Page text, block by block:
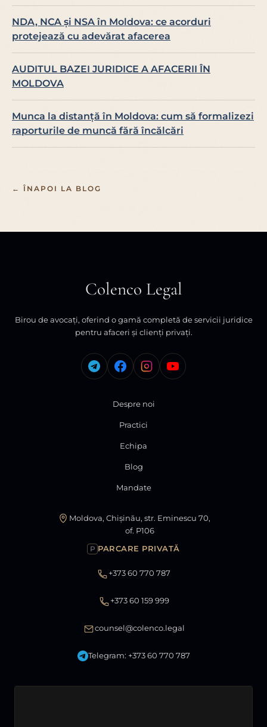
NDA, NCA și NSA în Moldova: ce acorduri
protejează cu adevărat afacerea
AUDITUL BAZEI JURIDICE A AFACERII ÎN
MOLDOVA
Munca la distanță în Moldova: cum să formalizezi
raporturile de muncă fără încălcări
← ÎNAPOI LA BLOG
Colenco Legal
Birou de avocați, oferind o gamă completă de servicii juridice
pentru afaceri și clienți privați.
Despre noi
Practici
Echipa
Blog
Mandate
Moldova, Chișinău, str. Eminescu 70,
of. P106
P PARCARE PRIVATĂ
+373 60 770 787
+373 60 159 999
counsel@colenco.legal
Telegram: +373 60 770 787